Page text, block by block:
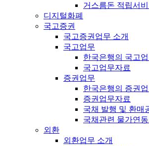
거스름돈 적립서
디지털화폐
국고증권
국고증권업무 소개
국고업무
한국은행의 국고
국고업무자료
증권업무
한국은행의 증권
증권업무자료
국채 발행 및 환매
국채관련 물가연
외환
외환업무 소개